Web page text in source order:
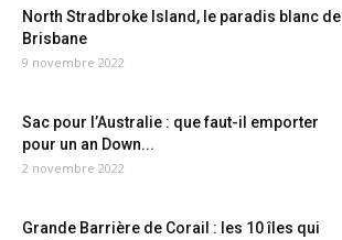
North Stradbroke Island, le paradis blanc de
Brisbane
9 novembre 2022
Sac pour l’Australie : que faut-il emporter
pour un an Down...
2 novembre 2022
Grande Barrière de Corail : les 10 îles qui